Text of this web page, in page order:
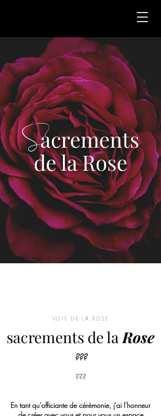
Sacrements
de la Rose
VOIE DE LA ROSE
sacrements de laRose
???
???
En tant qu'officiante de cérémonie, j'ai l'honneur